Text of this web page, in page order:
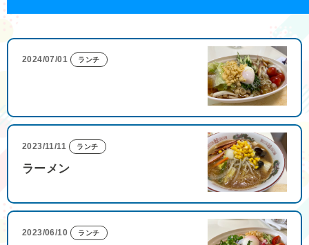
2024/07/01 ランチ
2023/11/11 ランチ
ラーメン
2023/06/10 ランチ